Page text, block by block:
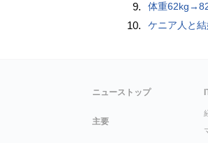
9. 体重
10. ケニア人と
ニューストップ
主要